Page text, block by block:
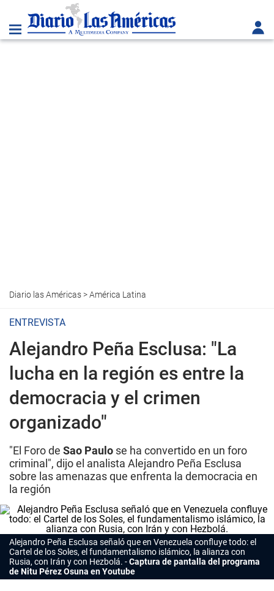
Diario las Américas>América Latina
ENTREVISTA
Alejandro Peña Esclusa: "La
lucha en la región es entre la
democracia y el crimen
organizado"
"El Foro de Sao Paulo se ha convertido en un foro
criminal", dijo el analista Alejandro Peña Esclusa
sobre las amenazas que enfrenta la democracia en
la región
Alejandro Peña Esclusa señaló que en Venezuela confluye todo: el
Cartel de los Soles, el fundamentalismo islámico, la alianza con
Rusia, con Irán y con Hezbolá.
Captura de pantalla del programa
de Nitu Pérez Osuna en Youtube